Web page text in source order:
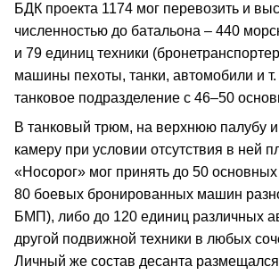
БДК проекта 1174 мог перевозить и
численностью до батальона – 440
и 79 единиц техники
машины пехоты, танки, автомобили и т.
танковое подразделение с 46–50
В танковый трюм, на верхнюю палубу
камеру при условии отсутствия в ней
«Носорог» мог принять до 50
80 боевых бронированных машин
БМП), либо до 120 единиц различных
другой подвижной техники в любых
Личный же состав десанта размещался